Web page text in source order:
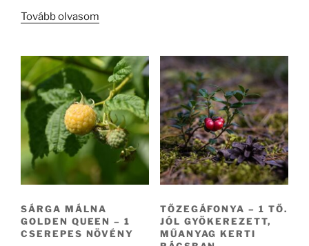
Tovább olvasom
SÁRGA MÁLNA
GOLDEN QUEEN – 1
CSEREPES NÖVÉNY
TŐZEGÁFONYA – 1 TŐ.
JÓL GYÖKEREZETT,
MŰANYAG KERTI